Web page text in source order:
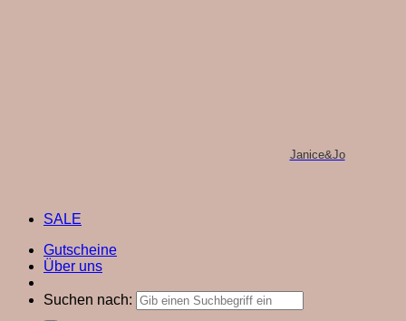
Janice&Jo
SALE
Gutscheine
Über uns
Suchen nach: